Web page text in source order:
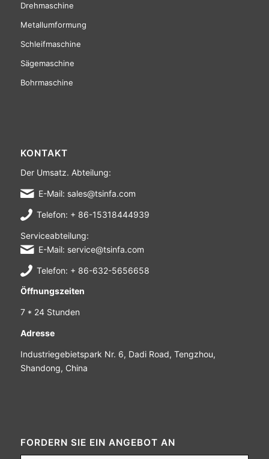
Drehmaschine
Metallumformung
Schleifmaschine
Sägemaschine
Bohrmaschine
KONTAKT
Der Umsatz. Abteilung:
E-Mail: sales@tsinfa.com
Telefon: + 86-15318444939
Serviceabteilung:
E-Mail: service@tsinfa.com
Telefon: + 86-632-5656658
Öffnungszeiten
7 * 24 Stunden
Adresse
Industriegebietspark Nr. 6, Dadi Road, Tengzhou,
Shandong, China
FORDERN SIE EIN ANGEBOT AN